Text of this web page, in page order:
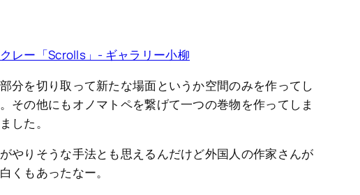
レー「Scrolls」- ギャラリー小柳
分を切り取って新たな場面というか空間のみを作ってし
その他にもオノマトペを繋げて一つの巻物を作ってしま
した。
やりそうな手法とも思えるんだけど外国人の作家さんが
くもあったなー。